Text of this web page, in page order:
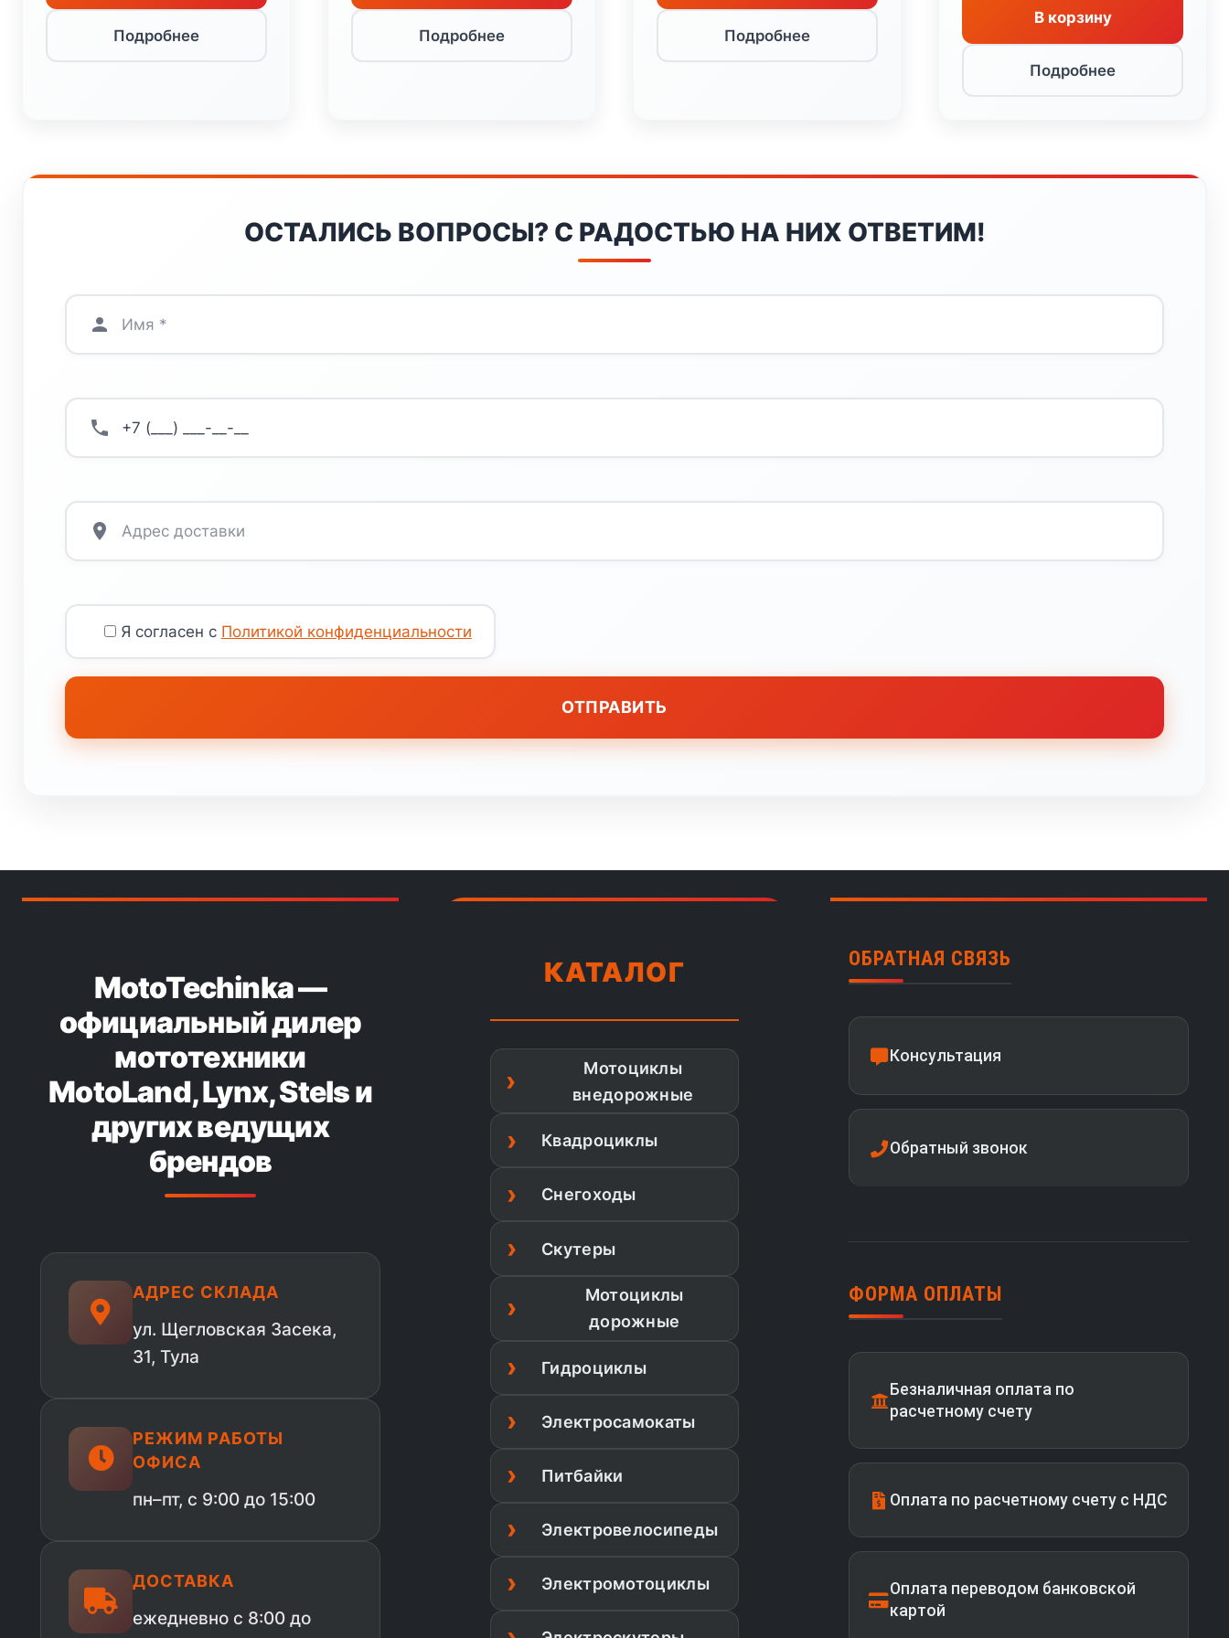
Подробнее Подробнее Подробнее
375 ₽.
В корзину
Подробнее
ОСТАЛИСЬ ВОПРОСЫ? С РАДОСТЬЮ НА НИХ ОТВЕТИМ!
Я согласен с Политикой конфиденциальности
MotoTechinka —
официальный дилер
мототехники
MotoLand, Lynx, Stels и
других ведущих
брендов
АДРЕС СКЛАДА
ул. Щегловская Засека,
31, Тула
РЕЖИМ РАБОТЫ
ОФИСА
пн–пт, с 9:00 до 15:00
ДОСТАВКА
ежедневно с 8:00 до
КАТАЛОГ
Мотоциклы
внедорожные
Квадроциклы
Снегоходы
Скутеры
Мотоциклы
дорожные
Гидроциклы
Электросамокаты
Питбайки
Электровелосипеды
Электромотоциклы
ОБРАТНАЯ СВЯЗЬ
Консультация
Обратный звонок
ФОРМА ОПЛАТЫ
Безналичная оплата по
расчетному счету
Оплата по расчетному счету с НДС
Оплата переводом банковской
картой